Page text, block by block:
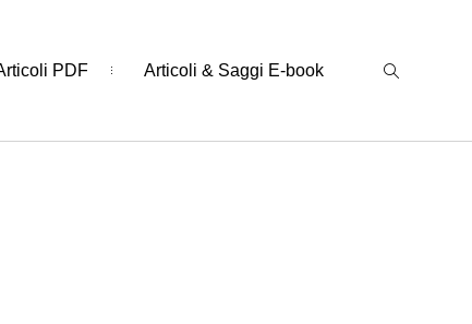
PDF Articoli & Saggi E-book